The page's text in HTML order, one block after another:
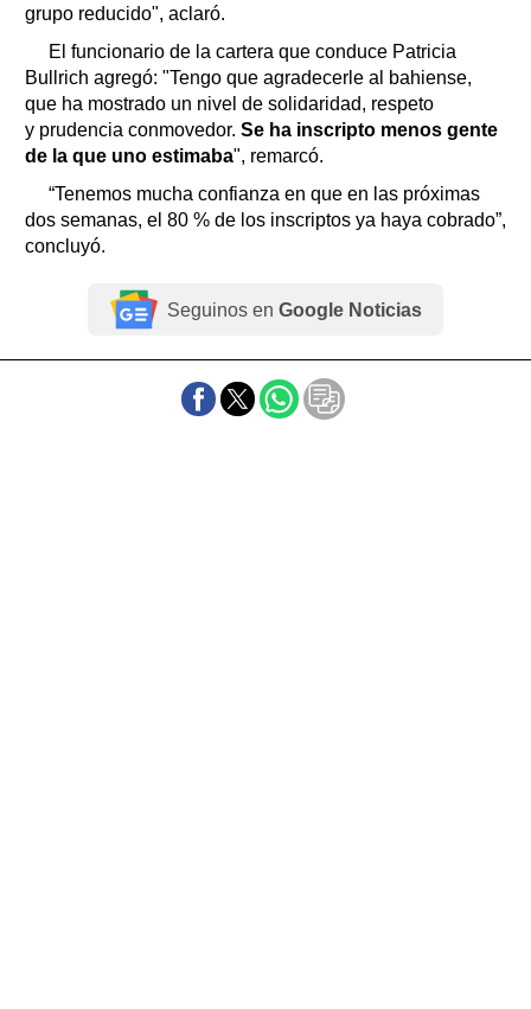
grupo reducido", aclaró.
El funcionario de la cartera que conduce Patricia
Bullrich agregó: "Tengo que agradecerle al bahiense,
que ha mostrado un nivel de solidaridad, respeto
y prudencia conmovedor. Se ha inscripto menos gente
de la que uno estimaba", remarcó.
“Tenemos mucha confianza en que en las próximas
dos semanas, el 80 % de los inscriptos ya haya cobrado”,
concluyó.
Seguinos en Google Noticias